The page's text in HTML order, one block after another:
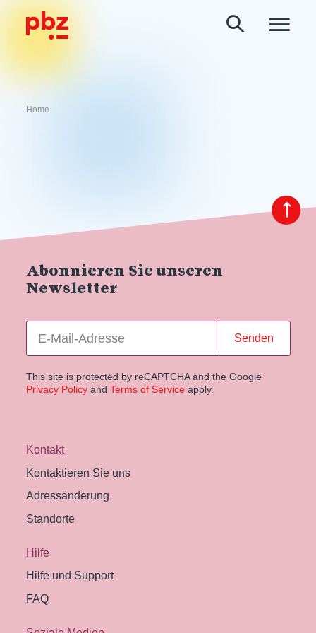
Home
Abonnieren Sie unseren
Newsletter
Senden
This site is protected by reCAPTCHA and the Google
Privacy Policyand Terms of Service apply.
Kontakt
Kontaktieren Sie uns
Adressänderung
Standorte
Hilfe
Hilfe und Support
FAQ